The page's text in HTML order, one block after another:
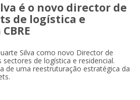
é o novo director de
de logística e
Silva como novo Director de
de logística e residencial.
de uma reestruturação estratégica da